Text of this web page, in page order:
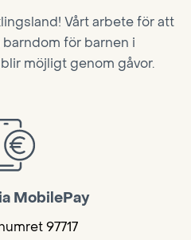
Vårt arbete för att
barndom för barnen i
möjligt genom gåvor.
MobilePay
97717